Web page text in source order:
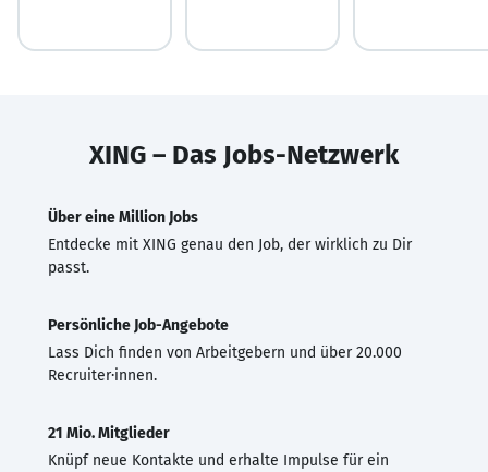
XING – Das Jobs-Netzwerk
Über eine Million Jobs
Entdecke mit XING genau den Job, der wirklich zu Dir
passt.
Persönliche Job-Angebote
Lass Dich finden von Arbeitgebern und über 20.000
Recruiter·innen.
21 Mio. Mitglieder
Knüpf neue Kontakte und erhalte Impulse für ein